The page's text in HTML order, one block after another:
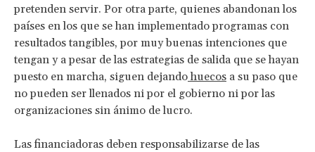
pretenden servir. Por otra parte, quienes abandonan los
países en los que se han implementado programas con
resultados tangibles, por muy buenas intenciones que
tengan y a pesar de las estrategias de salida que se hayan
puesto en marcha, siguen dejandohuecos a su paso que
no pueden ser llenados ni por el gobierno ni por las
organizaciones sin ánimo de lucro.
Las financiadoras deben responsabilizarse de las